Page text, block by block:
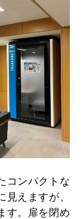
コンパクトな
えますが、
す。扉を閉め